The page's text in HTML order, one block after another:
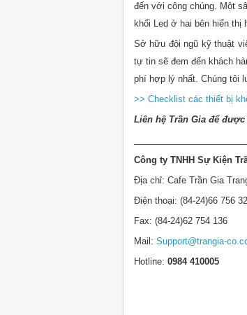
đến với công chúng. Một
khối Led ở hai bên hiển
Sở hữu đội ngũ kỹ thuật
tự tinsẽ đem đến khách
phí hợp lý nhất. Chúng tôi
>> Checklist các thiết bị
Liên hệ Trần Gia để
Công ty TNHH Sự Kiện
Địa chỉ: Cafe Trần Gia
Điện thoại: (84-24)66 756
Fax: (84-24)62 754 136
Mail: Support@trangia-
Hotline: 0984 410005